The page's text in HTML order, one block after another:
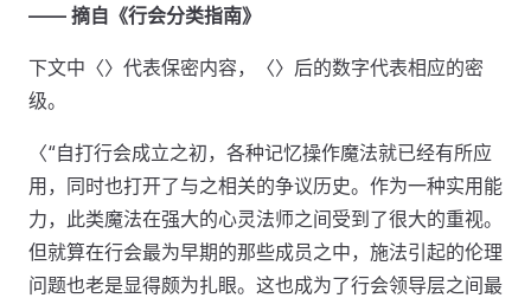
—— 摘自《行会分类指南》
下文中〈〉代表保密内容，〈〉后的数字代表相应的密
级。
〈“自打行会成立之初，各种记忆操作魔法就已经有所应
用，同时也打开了与之相关的争议历史。作为一种实用能
力，此类魔法在强大的心灵法师之间受到了很大的重视。
但就算在行会最为早期的那些成员之中，施法引起的伦理
问题也老是显得颇为扎眼。这也成为了行会领导层之间最